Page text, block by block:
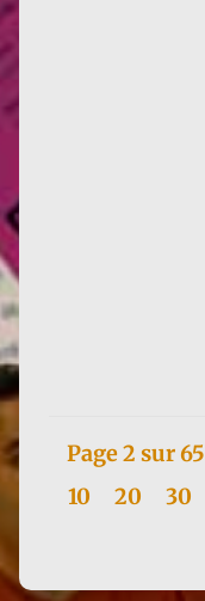
Page 2 sur 65
10
20 30